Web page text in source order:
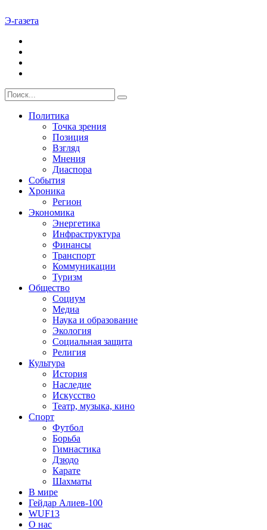
Э-газета
Политика
Точка зрения
Позиция
Взгляд
Мнения
Диаспора
События
Хроника
Регион
Экономика
Энергетика
Инфраструктура
Финансы
Транспорт
Коммуникации
Туризм
Общество
Социум
Медиа
Наука и образование
Экология
Социальная защита
Религия
Культура
История
Наследие
Искусство
Театр, музыка, кино
Спорт
Футбол
Борьба
Гимнастика
Дзюдо
Карате
Шахматы
В мире
Гейдар Алиев-100
WUF13
О нас